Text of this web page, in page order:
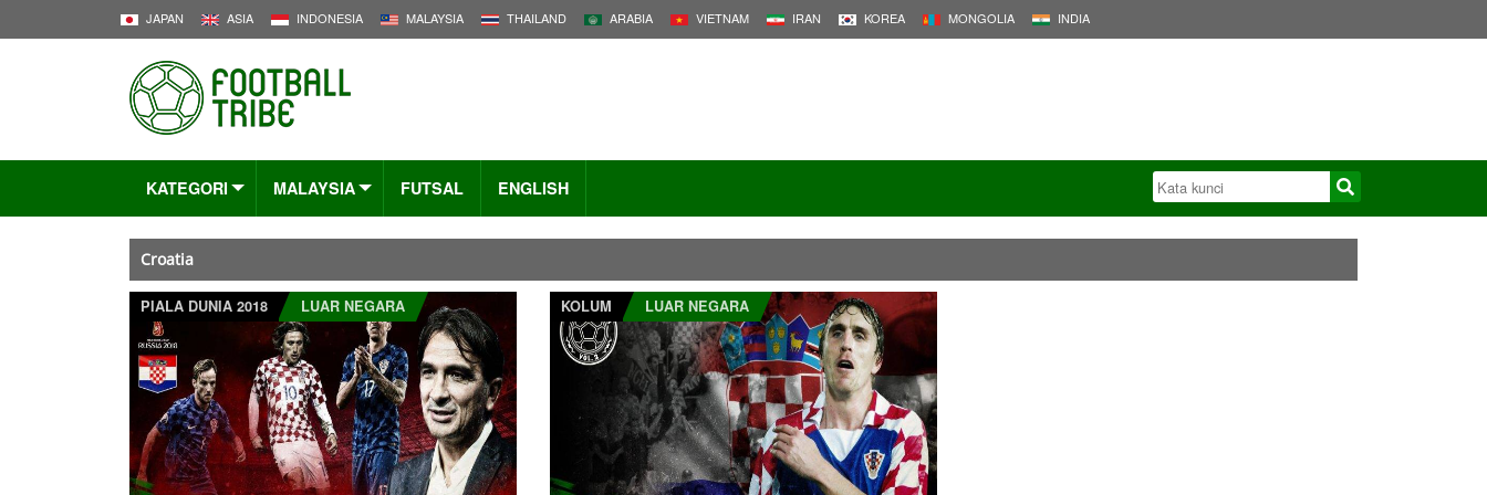
JAPAN ASIA INDONESIA MALAYSIA THAILAND ARABIA VIETNAM IRAN KOREA MONGOLIA INDIA
KATEGORI MALAYSIA FUTSAL ENGLISH
Croatia
PIALA DUNIA 2018 LUAR NEGARA KOLUM LUAR NEGARA